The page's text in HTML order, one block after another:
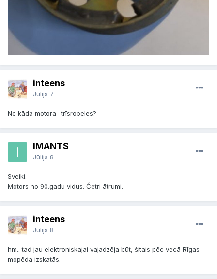
inteens
Jūlijs 7
No kāda motora- trīsrobeles?
IMANTS
Jūlijs 8
Sveiki.
Motors no 90.gadu vidus. Četri ātrumi.
inteens
Jūlijs 8
hm.. tad jau elektroniskajai vajadzēja būt, šitais pēc vecā Rīgas
mopēda izskatās.